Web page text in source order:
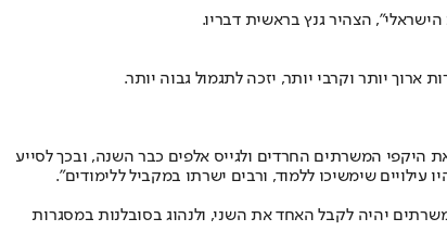
הצהיר גנץ בראשית דבריו.
יותר וקרבי יותר, יזכה לתגמול גבוה יותר.
היקפי המשרתים החרדים ולגייס אלפים כבר השנה, ובכך לסייע
שימשיכו ללמוד, ורבים ישרתו במקביל ללימודים".
יהיה לקבל האחד את השני, ולנהוג בסובלנות במסגרות